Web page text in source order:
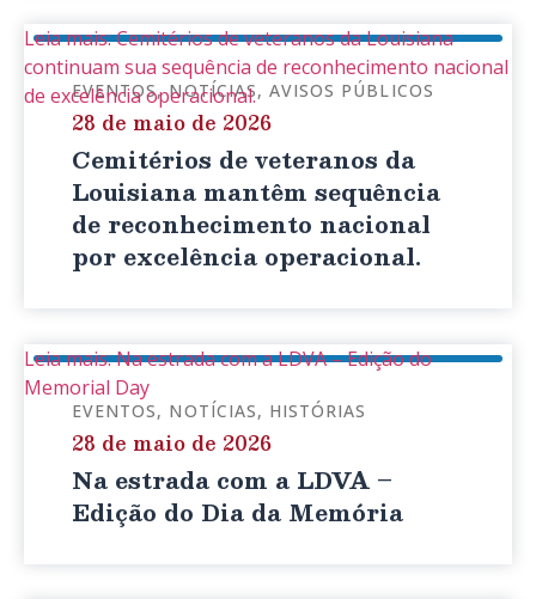
EVENTOS NOTÍCIAS AVISOS PÚBLICOS
28 de maio de 2026
Cemitérios de veteranos da
Louisiana mantêm sequência
de reconhecimento nacional
por excelência operacional.
Leia mais: Cemitérios de veteranos da Louisiana
continuam sua sequência de reconhecimento nacional
de excelência operacional.
EVENTOS NOTÍCIAS HISTÓRIAS
28 de maio de 2026
Na estrada com a LDVA –
Edição do Dia da Memória
Leia mais: Na estrada com a LDVA – Edição do
Memorial Day